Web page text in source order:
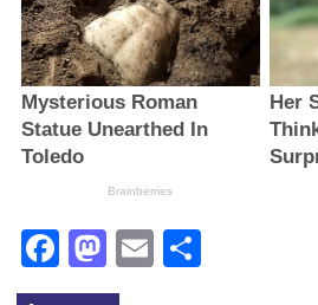
Facebook
Mastodon
Email